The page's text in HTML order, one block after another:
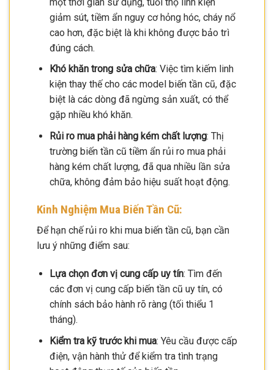
giảm sút, tiềm ẩn nguy cơ hỏng hóc, cháy nổ
cao hơn, đặc biệt là khi không được bảo trì
đúng cách.
Khó khăn trong sửa chữa: Việc tìm kiếm linh
kiện thay thế cho các model biến tần cũ, đặc
biệt là các dòng đã ngừng sản xuất, có thể
gặp nhiều khó khăn.
Rủi ro mua phải hàng kém chất lượng: Thị
trường biến tần cũ tiềm ẩn rủi ro mua phải
hàng kém chất lượng, đã qua nhiều lần sửa
chữa, không đảm bảo hiệu suất hoạt động.
Kinh Nghiệm Mua Biến Tần Cũ:
Để hạn chế rủi ro khi mua biến tần cũ, bạn cần
lưu ý những điểm sau:
Lựa chọn đơn vị cung cấp uy tín: Tìm đến
các đơn vị cung cấp biến tần cũ uy tín, có
chính sách bảo hành rõ ràng (tối thiểu 1
tháng).
Kiểm tra kỹ trước khi mua: Yêu cầu được cấp
điện, vận hành thử để kiểm tra tình trạng